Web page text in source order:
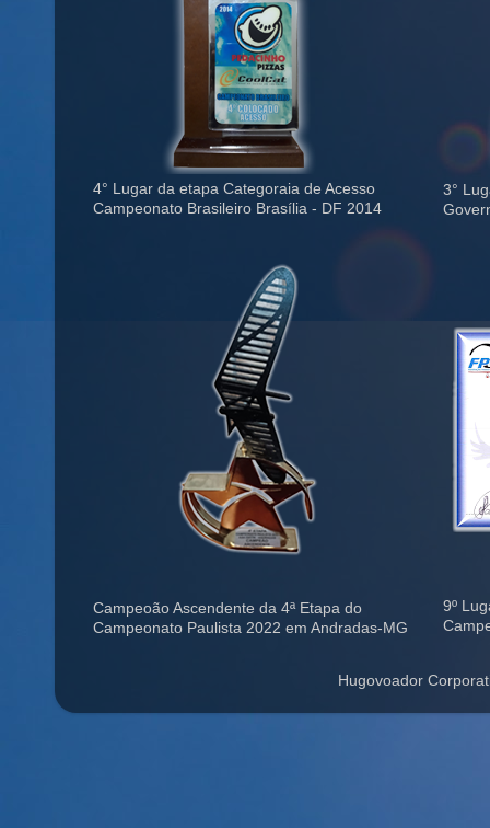
4° Lugar da etapa Categoraia de Acesso
Campeonato Brasileiro Brasília - DF 2014
Campeoão Ascendente da 4ª Etapa do
Campeonato Paulista 2022 em Andradas-MG
3°
9º
Hugovoador